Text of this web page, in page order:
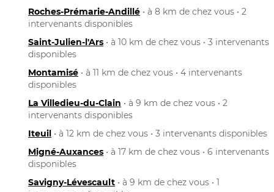
Roches-Prémarie-Andillé • à 8 km de chez vous • 2
intervenants disponibles
Saint-Julien-l'Ars • à 10 km de chez vous • 3 intervenants
disponibles
Montamisé • à 11 km de chez vous • 4 intervenants
disponibles
La Villedieu-du-Clain • à 9 km de chez vous • 2
intervenants disponibles
Iteuil • à 12 km de chez vous • 3 intervenants disponibles
Migné-Auxances • à 17 km de chez vous • 6 intervenants
disponibles
Savigny-Lévescault • à 9 km de chez vous • 1